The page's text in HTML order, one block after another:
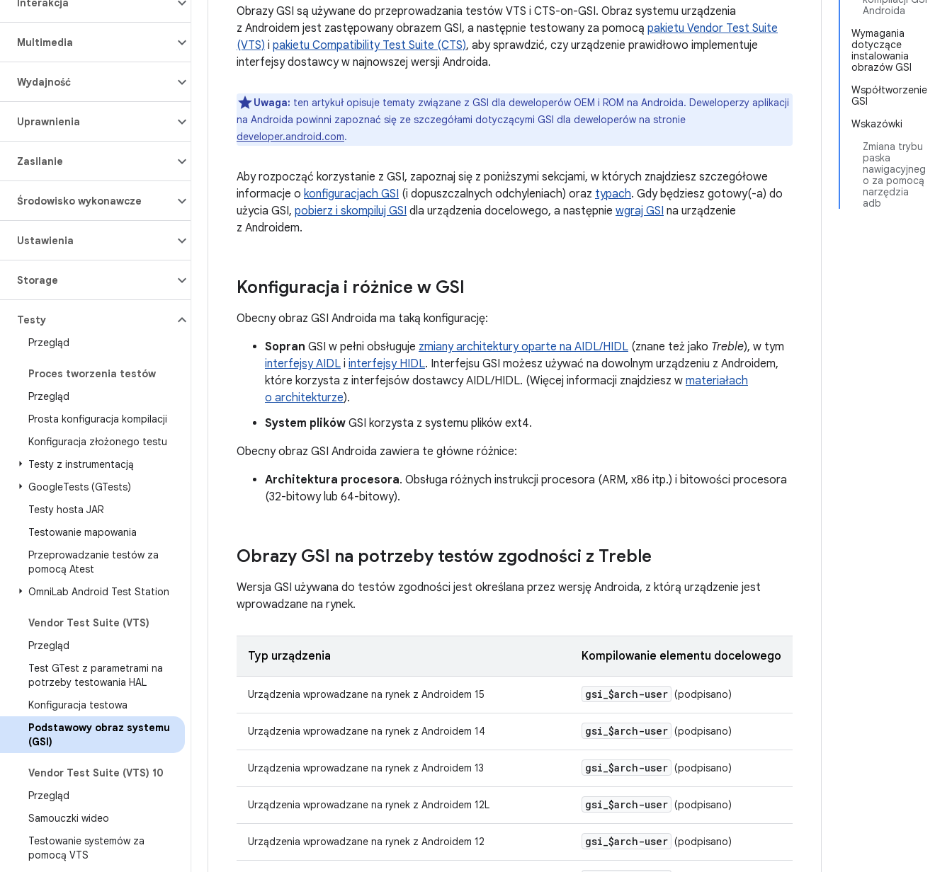
Interakcja
Multimedia
Wydajność
Uprawnienia
Zasilanie
Środowisko wykonawcze
Ustawienia
Storage
Testy
Przegląd
Proces tworzenia testów
Przegląd
Prosta konfiguracja kompilacji
Konfiguracja złożonego testu
Testy z instrumentacją
GoogleTests (GTests)
Testy hosta JAR
Testowanie mapowania
Przeprowadzanie testów za
pomocą Atest
OmniLab Android Test Station
Vendor Test Suite (VTS)
Przegląd
Test GTest z parametrami na
potrzeby testowania HAL
Konfiguracja testowa
Podstawowy obraz systemu
(GSI)
Vendor Test Suite (VTS) 10
Przegląd
Samouczki wideo
Testowanie systemów za
pomocą VTS
Androida
Wymagania
dotyczące
instalowania
obrazów GSI
Współtworzenie
GSI
Wskazówki
Zmiana trybu
paska
nawigacyjneg
o za pomocą
narzędzia
adb
Obrazy GSI są używane do przeprowadzania testów VTS i CTS-on-GSI. Obraz systemu urządzenia
z Androidem jest zastępowany obrazem GSI, a następnie testowany za pomocą pakietu Vendor Test Suite
(VTS) i pakietu Compatibility Test Suite (CTS), aby sprawdzić, czy urządzenie prawidłowo implementuje
interfejsy dostawcy w najnowszej wersji Androida.
Uwaga: ten artykuł opisuje tematy związane z GSI dla deweloperów OEM i ROM na Androida. Deweloperzy aplikacji
na Androida powinni zapoznać się ze szczegółami dotyczącymi GSI dla deweloperów na stronie
developer.android.com.
Aby rozpocząć korzystanie z GSI, zapoznaj się z poniższymi sekcjami, w których znajdziesz szczegółowe
informacje o konfiguracjach GSI (i dopuszczalnych odchyleniach) oraz typach. Gdy będziesz gotowy(-a) do
użycia GSI, pobierz i skompiluj GSI dla urządzenia docelowego, a następnie wgraj GSI na urządzenie
z Androidem.
Konfiguracja i różnice w GSI
Obecny obraz GSI Androida ma taką konfigurację:
Sopran GSI w pełni obsługuje zmiany architektury oparte na AIDL/HIDL (znane też jako Treble), w tym
interfejsy AIDL i interfejsy HIDL. Interfejsu GSI możesz używać na dowolnym urządzeniu z Androidem,
które korzysta z interfejsów dostawcy AIDL/HIDL. (Więcej informacji znajdziesz w materiałach
o architekturze).
System plików GSI korzysta z systemu plików ext4.
Obecny obraz GSI Androida zawiera te główne różnice:
Architektura procesora. Obsługa różnych instrukcji procesora (ARM, x86 itp.) i bitowości procesora
(32-bitowy lub 64-bitowy).
Obrazy GSI na potrzeby testów zgodności z Treble
Wersja GSI używana do testów zgodności jest określana przez wersję Androida, z którą urządzenie jest
wprowadzane na rynek.
Typ urządzenia Kompilowanie elementu docelowego
Urządzenia wprowadzane na rynek z Androidem 15 gsi_$arch-user (podpisano)
Urządzenia wprowadzane na rynek z Androidem 14 gsi_$arch-user (podpisano)
Urządzenia wprowadzane na rynek z Androidem 13 gsi_$arch-user (podpisano)
Urządzenia wprowadzane na rynek z Androidem 12L gsi_$arch-user (podpisano)
Urządzenia wprowadzane na rynek z Androidem 12 gsi_$arch-user (podpisano)